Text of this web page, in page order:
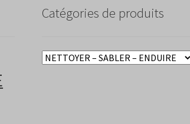
Catégories de produits